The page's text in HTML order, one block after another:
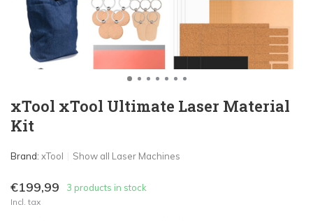
xTool xTool Ultimate Laser Material
Kit
Brand: xTool Show all Laser Machines
€199,99 3 products in stock
Incl. tax